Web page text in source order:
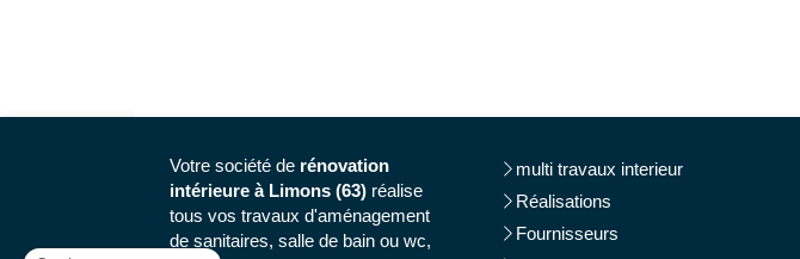
Votre société de rénovation
intérieure à Limons (63) réalise
tous vos travaux d'aménagement
de sanitaires, salle de bain ou wc,
multi travaux interieur
Réalisations
Fournisseurs